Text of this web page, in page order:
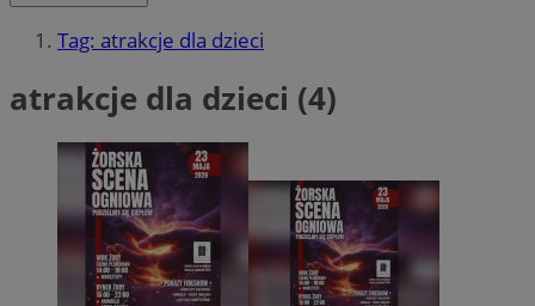
Tag: atrakcje dla dzieci
atrakcje dla dzieci (4)